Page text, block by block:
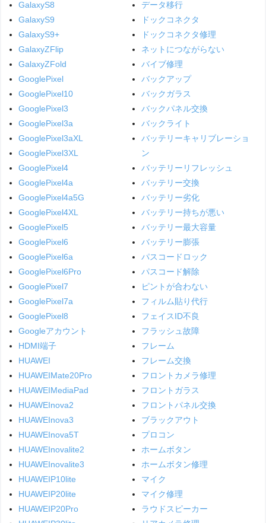
GalaxyS8
GalaxyS9
GalaxyS9+
GalaxyZFlip
GalaxyZFold
GooglePixel
GooglePixel10
GooglePixel3
GooglePixel3a
GooglePixel3aXL
GooglePixel3XL
GooglePixel4
GooglePixel4a
GooglePixel4a5G
GooglePixel4XL
GooglePixel5
GooglePixel6
GooglePixel6a
GooglePixel6Pro
GooglePixel7
GooglePixel7a
GooglePixel8
Googleアカウント
HDMI端子
HUAWEI
HUAWEIMate20Pro
HUAWEIMediaPad
HUAWEInova2
HUAWEInova3
HUAWEInova5T
HUAWEInovalite2
HUAWEInovalite3
HUAWEIP10lite
HUAWEIP20lite
HUAWEIP20Pro
データ移行
ドックコネクタ
ドックコネクタ修理
ネットにつながらない
バイブ修理
バックアップ
バックガラス
バックパネル交換
バックライト
バッテリーキャリブレーショ
ン
バッテリーリフレッシュ
バッテリー交換
バッテリー劣化
バッテリー持ちが悪い
バッテリー最大容量
バッテリー膨張
パスコードロック
パスコード解除
ピントが合わない
フィルム貼り代行
フェイスID不良
フラッシュ故障
フレーム
フレーム交換
フロントカメラ修理
フロントガラス
フロントパネル交換
ブラックアウト
プロコン
ホームボタン
ホームボタン修理
マイク
マイク修理
ラウドスピーカー